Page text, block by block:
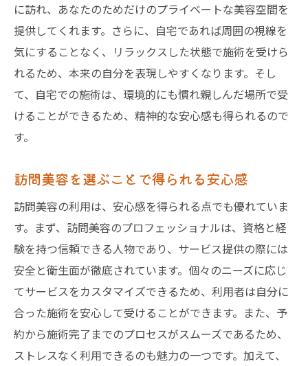
訪問美容で心地よさを追求するポイント
訪問美容がもたらすリラックス効果
訪問美容を通じて得られる新しい自分
訪問美容サービスで心地よい時間を創る
訪問美容で日常に癒しをプラスする方法
スト
訪問美容のメリットを最大限に引き出す方
法
訪問美容を活用するための事前準備リスト
訪問美容で確認すべき重要ポイント
訪問美容を成功させるためのヒント
訪問美容を活かすためのチェックポイント
訪問美容のトラブルを防ぐための対策
に訪れ、あなたのためだけのプライベートな美容空間を
提供してくれます。さらに、自宅であれば周囲の視線を
気にすることなく、リラックスした状態で施術を受けら
れるため、本来の自分を表現しやすくなります。そし
て、自宅での施術は、環境的にも慣れ親しんだ場所で受
けることができるため、精神的な安心感も得られるので
す。
訪問美容を選ぶことで得られる安心感
訪問美容の利用は、安心感を得られる点でも優れていま
す。まず、訪問美容のプロフェッショナルは、資格と経
験を持つ信頼できる人物であり、サービス提供の際には
安全と衛生面が徹底されています。個々のニーズに応じ
てサービスをカスタマイズできるため、利用者は自分に
合った施術を安心して受けることができます。また、予
約から施術完了までのプロセスがスムーズであるため、
ストレスなく利用できるのも魅力の一つです。加えて、